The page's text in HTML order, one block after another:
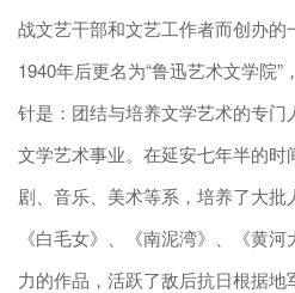
战文艺干部和文艺工作者而创办的
1940年后更名为“鲁迅艺术文学院”
针是：团结与培养文学艺术的专
文学艺术事业。在延安七年半的
剧、音乐、美术等系，培养了大
《白毛女》、《南泥湾》、《黄
力的作品，活跃了敌后抗日根据地